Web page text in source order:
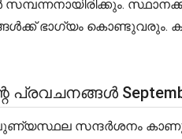
ഭാഗ്യം
സന്ദർശനം